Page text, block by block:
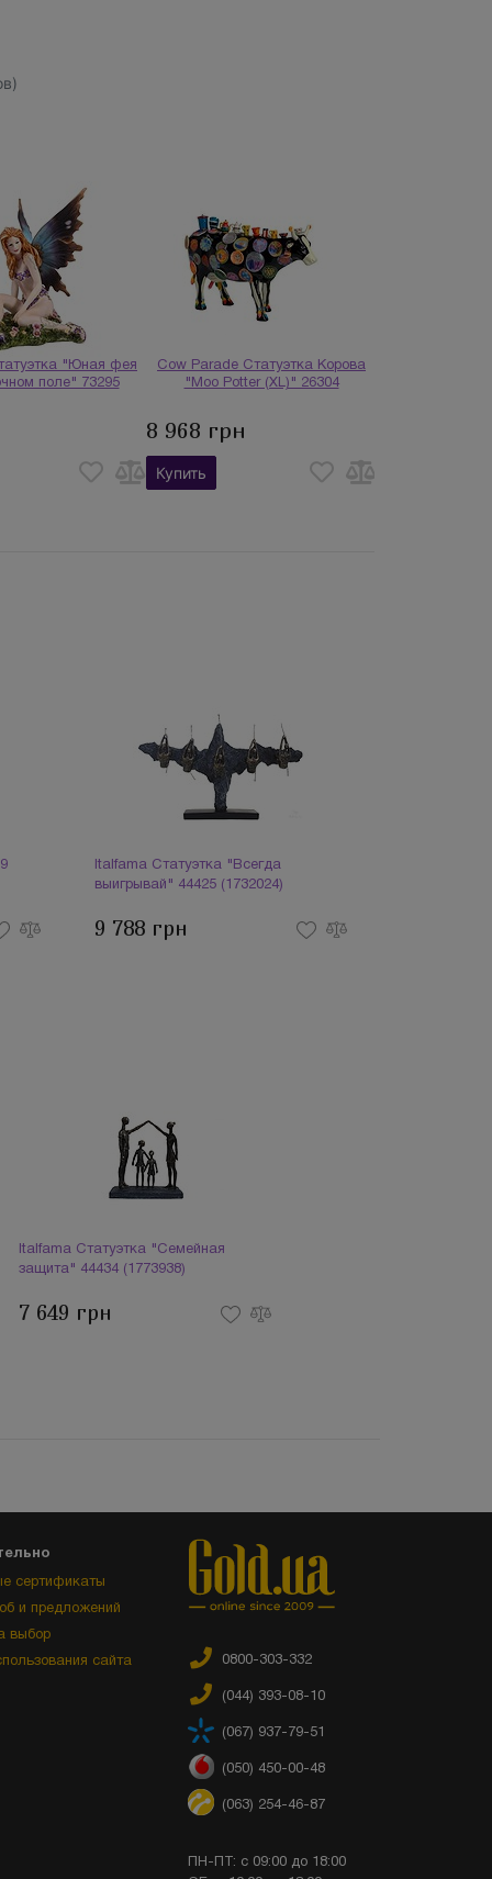
"Юная фея
поле" 73295
Cow Parade Статуэтка Корова
"Moo Potter (XL)" 26304
8 968 грн
Купить
Italfama Статуэтка "Всегда
выигрывай" 44425 (1732024)
9 788 грн
Italfama Статуэтка "Семейная
защита" 44434 (1773938)
7 649 грн
сертификаты
и предложений
выбор
сайта
0800-303-332
(044) 393-08-10
(067) 937-79-51
(050) 450-00-48
(063) 254-46-87
ПН-ПТ: с 09:00 до 18:00